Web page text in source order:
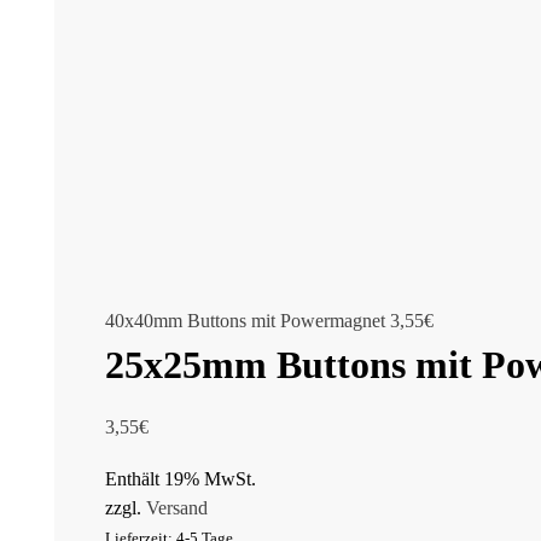
40x40mm Buttons mit Powermagnet 3,55€
25x25mm Buttons mit
3,55€
Enthält 19% MwSt.
zzgl. Versand